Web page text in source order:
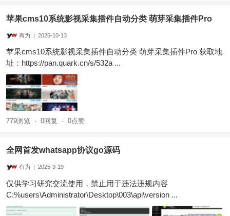
苹果cms10系统影视采集插件自动分类 萌芽采集插件Pro
有为 | 2025-10-13
苹果cms10系统影视采集插件自动分类 萌芽采集插件Pro 获取地
址：https://pan.quark.cn/s/532a ...
779浏览 · 0回复 · 0点赞
全网首发whatsapp协议go源码
有为 | 2025-9-19
仅供学习研究交流使用，禁止用于违法违规内容
C:%users\Administrator\Desktop\003\api\version ...